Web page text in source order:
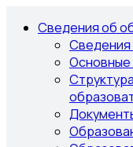
Сведения об
Сведения
Основные